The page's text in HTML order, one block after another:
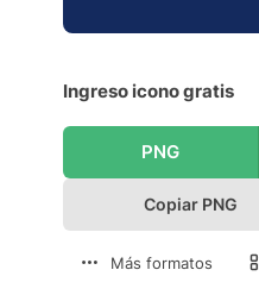
Ingreso icono gratis
PNG
Copiar PNG
Más formatos